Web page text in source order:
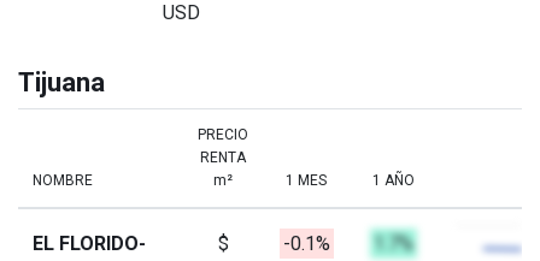
USD
Tijuana
NOMBRE
PRECIO
RENTA
m²
1 MES 1 AÑO
EL FLORIDO-
$
-0.1% 1.7%